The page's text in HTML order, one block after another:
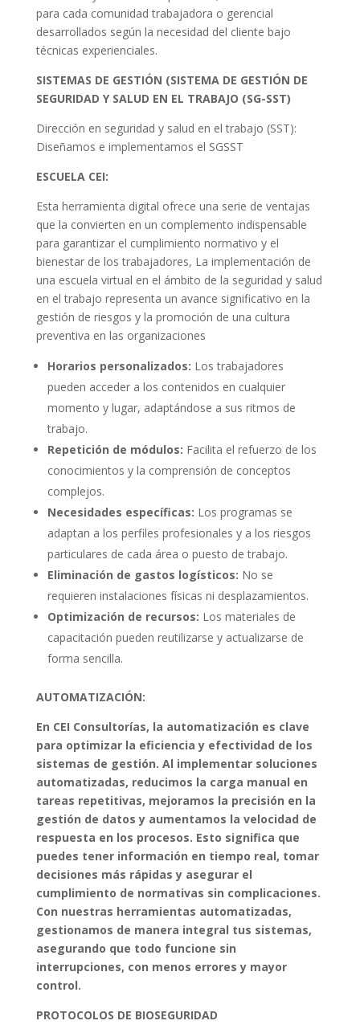
para cada comunidad trabajadora o gerencial
desarrollados según la necesidad del cliente bajo
técnicas experienciales.
SISTEMAS DE GESTIÓN (SISTEMA DE GESTIÓN DE
SEGURIDAD Y SALUD EN EL TRABAJO (SG-SST)
Dirección en seguridad y salud en el trabajo (SST):
Diseñamos e implementamos el SGSST
ESCUELA CEI:
Esta herramienta digital ofrece una serie de ventajas
que la convierten en un complemento indispensable
para garantizar el cumplimiento normativo y el
bienestar de los trabajadores, La implementación de
una escuela virtual en el ámbito de la seguridad y salud
en el trabajo representa un avance significativo en la
gestión de riesgos y la promoción de una cultura
preventiva en las organizaciones
Horarios personalizados: Los trabajadores
pueden acceder a los contenidos en cualquier
momento y lugar, adaptándose a sus ritmos de
trabajo.
Repetición de módulos: Facilita el refuerzo de los
conocimientos y la comprensión de conceptos
complejos.
Necesidades específicas: Los programas se
adaptan a los perfiles profesionales y a los riesgos
particulares de cada área o puesto de trabajo.
Eliminación de gastos logísticos: No se
requieren instalaciones físicas ni desplazamientos.
Optimización de recursos: Los materiales de
capacitación pueden reutilizarse y actualizarse de
forma sencilla.
AUTOMATIZACIÓN:
En CEI Consultorías, la automatización es clave
para optimizar la eficiencia y efectividad de los
sistemas de gestión. Al implementar soluciones
automatizadas, reducimos la carga manual en
tareas repetitivas, mejoramos la precisión en la
gestión de datos y aumentamos la velocidad de
respuesta en los procesos. Esto significa que
puedes tener información en tiempo real, tomar
decisiones más rápidas y asegurar el
cumplimiento de normativas sin complicaciones.
Con nuestras herramientas automatizadas,
gestionamos de manera integral tus sistemas,
asegurando que todo funcione sin
interrupciones, con menos errores y mayor
control.
PROTOCOLOS DE BIOSEGURIDAD